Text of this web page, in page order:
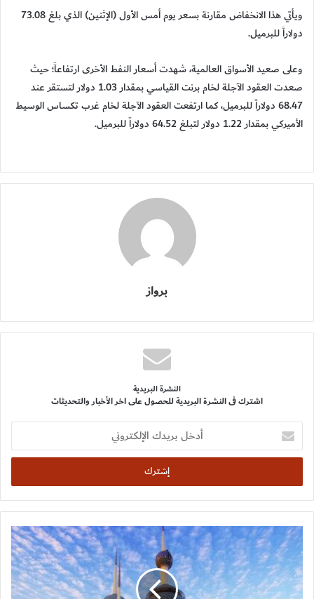
ويأتي هذا الانخفاض مقارنة بسعر يوم أمس الأول (الإثنين) الذي بلغ 73.08
دولاراً للبرميل.
وعلى صعيد الأسواق العالمية، شهدت أسعار النفط الأخرى ارتفاعاً؛ حيث
صعدت العقود الآجلة لخام برنت القياسي بمقدار 1.03 دولار لتستقر عند
68.47 دولاراً للبرميل، كما ارتفعت العقود الآجلة لخام غرب تكساس الوسيط
الأميركي بمقدار 1.22 دولار لتبلغ 64.52 دولاراً للبرميل.
برواز
النشرة البريدية
اشترك فى النشرة البريدية للحصول على اخر الأخبار والتحديثات
أدخل
بريدك
الإلكتروني